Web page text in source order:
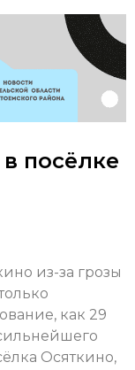
посёлке
из-за грозы
как 29
Осяткино,